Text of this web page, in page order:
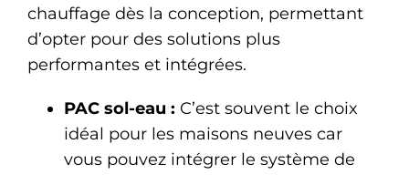
chauffage dès la conception, permettant
d’opter pour des solutions plus
performantes et intégrées.
PAC sol-eau : C’est souvent le choix
idéal pour les maisons neuves car
vous pouvez intégrer le système de